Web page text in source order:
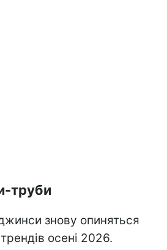
труби
знову опиняться
осені 2026.